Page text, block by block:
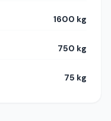
1600 kg
750 kg
75 kg